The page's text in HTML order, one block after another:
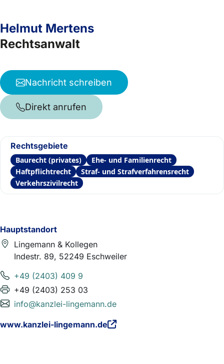
Hauptstandort
Lingemann & Kollegen
Indestr. 89, 52249 Eschweiler
+49 (2403) 409 9
+49 (2403) 253 03
info@kanzlei-lingemann.de
www.kanzlei-lingemann.de
Helmut Mertens
Rechtsanwalt
Nachricht schreiben
Direkt anrufen
Rechtsgebiete
Baurecht (privates)
Ehe- und Familienrecht
Haftpflichtrecht
Straf- und Strafverfahrensrecht
Verkehrszivilrecht